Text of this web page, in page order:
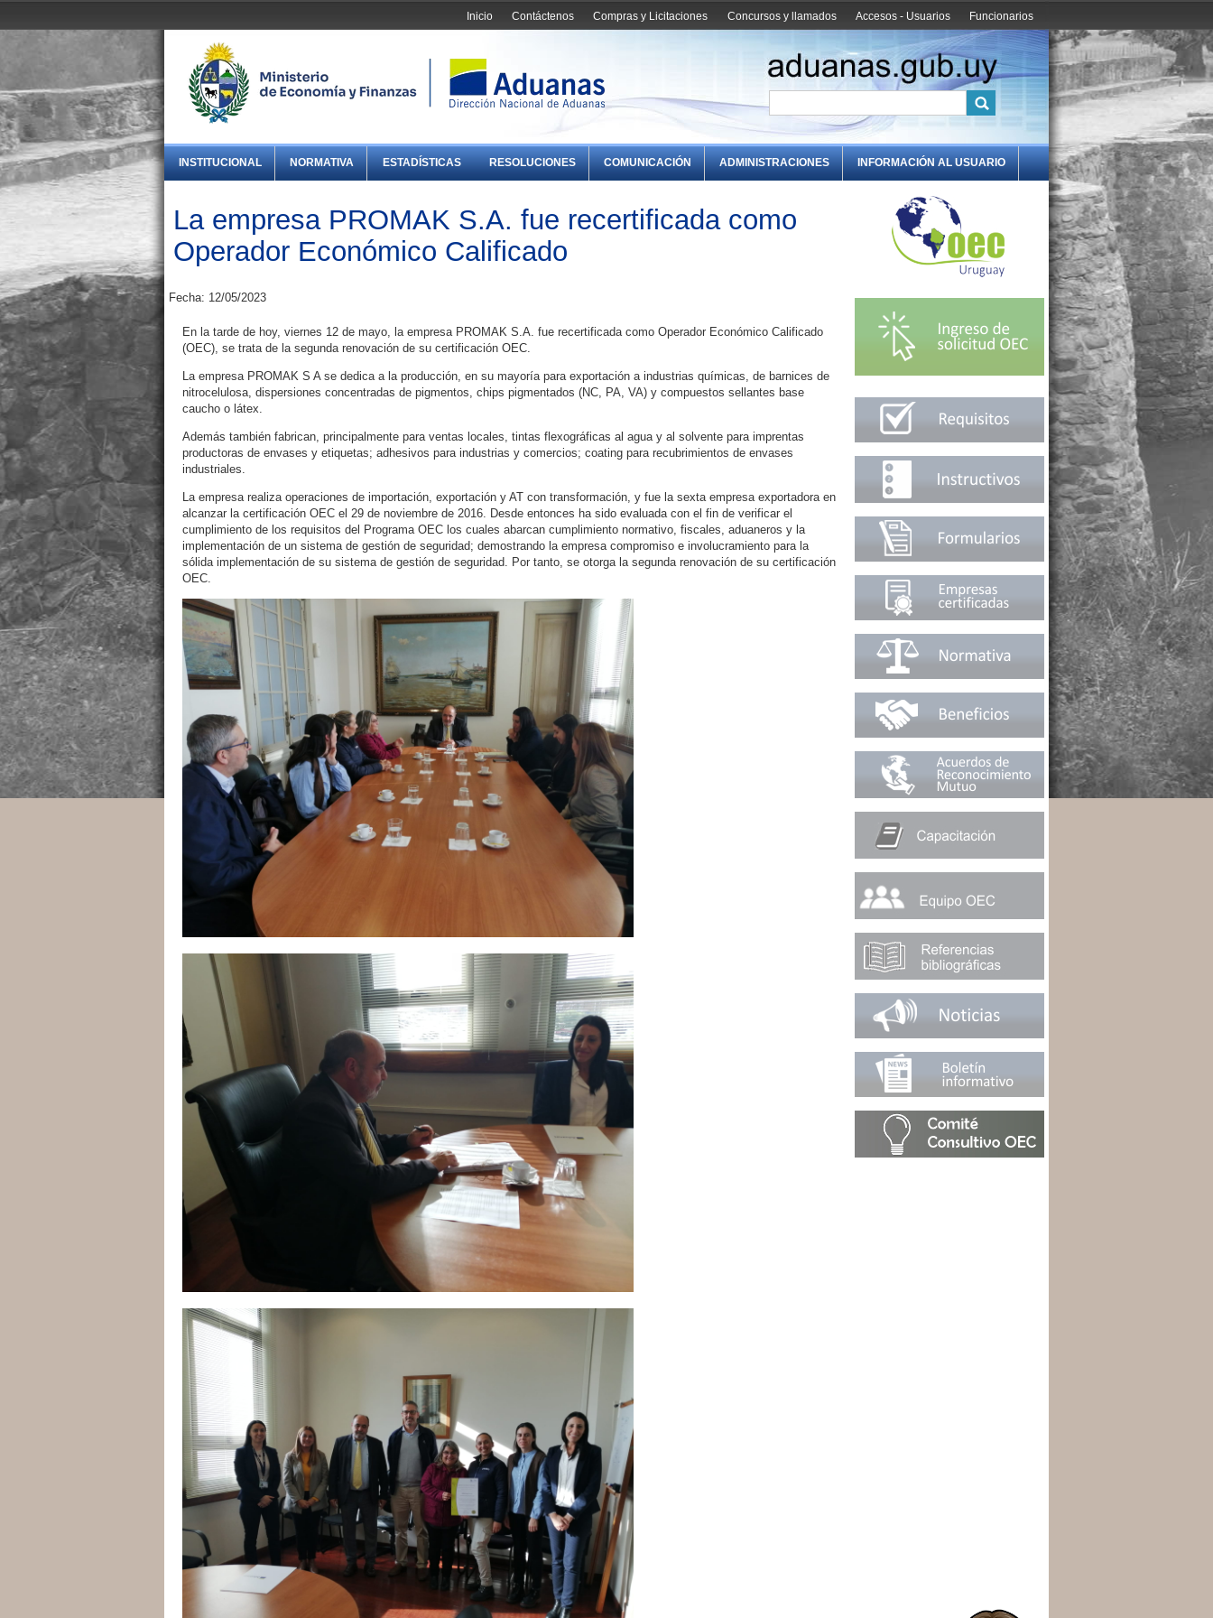
Funcionarios
Accesos - Usuarios
Concursos y llamados
Compras y Licitaciones
Contáctenos
Inicio
INSTITUCIONAL NORMATIVA ESTADÍSTICAS RESOLUCIONES COMUNICACIÓN ADMINISTRACIONES INFORMACIÓN AL USUARIO
La empresa PROMAK S.A. fue recertificada como
Operador Económico Calificado
Fecha: 12/05/2023
En la tarde de hoy, viernes 12 de mayo, la empresa PROMAK S.A. fue recertificada como Operador Económico Calificado
(OEC), se trata de la segunda renovación de su certificación OEC.
La empresa PROMAK S A se dedica a la producción, en su mayoría para exportación a industrias químicas, de barnices de
nitrocelulosa, dispersiones concentradas de pigmentos, chips pigmentados (NC, PA, VA) y compuestos sellantes base
caucho o látex.
Además también fabrican, principalmente para ventas locales, tintas flexográficas al agua y al solvente para imprentas
productoras de envases y etiquetas; adhesivos para industrias y comercios; coating para recubrimientos de envases
industriales.
La empresa realiza operaciones de importación, exportación y AT con transformación, y fue la sexta empresa exportadora en
alcanzar la certificación OEC el 29 de noviembre de 2016. Desde entonces ha sido evaluada con el fin de verificar el
cumplimiento de los requisitos del Programa OEC los cuales abarcan cumplimiento normativo, fiscales, aduaneros y la
implementación de un sistema de gestión de seguridad; demostrando la empresa compromiso e involucramiento para la
sólida implementación de su sistema de gestión de seguridad. Por tanto, se otorga la segunda renovación de su certificación
OEC.